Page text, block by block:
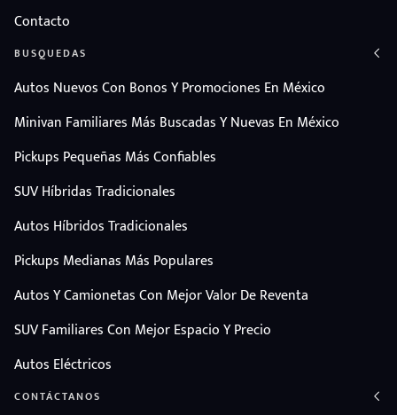
Contacto
BUSQUEDAS
Autos Nuevos Con Bonos Y Promociones En México
Minivan Familiares Más Buscadas Y Nuevas En México
Pickups Pequeñas Más Confiables
SUV Híbridas Tradicionales
Autos Híbridos Tradicionales
Pickups Medianas Más Populares
Autos Y Camionetas Con Mejor Valor De Reventa
SUV Familiares Con Mejor Espacio Y Precio
Autos Eléctricos
CONTÁCTANOS